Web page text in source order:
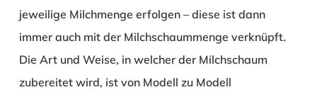
jeweilige Milchmenge erfolgen – diese ist dann
immer auch mit der Milchschaummenge verknüpft.
Die Art und Weise, in welcher der Milchschaum
zubereitet wird, ist von Modell zu Modell